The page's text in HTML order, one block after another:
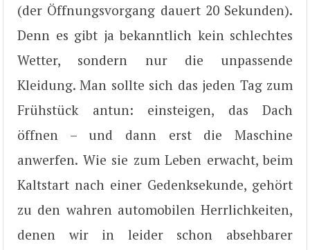
(der Öffnungsvorgang dauert 20 Sekunden).
Denn es gibt ja bekanntlich kein schlechtes
Wetter, sondern nur die unpassende
Kleidung. Man sollte sich das jeden Tag zum
Frühstück antun: einsteigen, das Dach
öffnen – und dann erst die Maschine
anwerfen. Wie sie zum Leben erwacht, beim
Kaltstart nach einer Gedenksekunde, gehört
zu den wahren automobilen Herrlichkeiten,
denen wir in leider schon absehbarer